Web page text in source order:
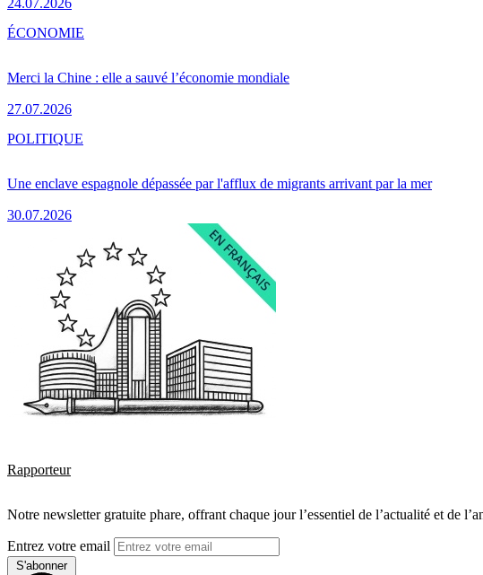
Merci la Chine : elle a sauvé l’économie mondiale
27.07.2026
ÉCONOMIE
Une enclave espagnole dépassée par l'afflux de migrants arrivant par la mer
30.07.2026
POLITIQUE
Rapporteur
Notre newsletter gratuite phare, offrant chaque jour l’essentiel de l’actualité et de
Entrez votre email
S'abonner